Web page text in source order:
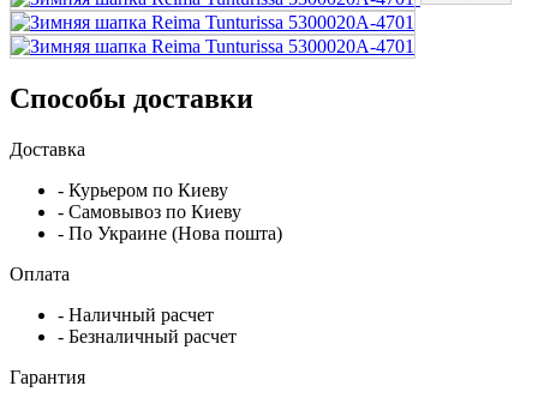
Способы доставки
Доставка
- Курьером по Киеву
- Самовывоз по Киеву
- По Украине (Нова пошта)
Оплата
- Наличный расчет
- Безналичный расчет
Гарантия